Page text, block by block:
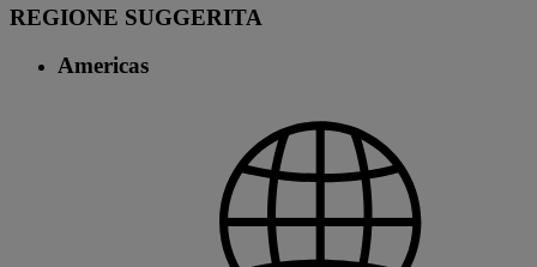
REGIONE SUGGERITA
Americas